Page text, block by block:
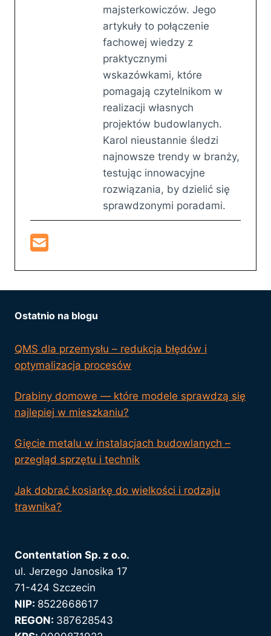
majsterkowiczów. Jego
artykuły to połączenie
fachowej wiedzy z
praktycznymi
wskazówkami, które
pomagają czytelnikom w
realizacji własnych
projektów budowlanych.
Karol nieustannie śledzi
najnowsze trendy w branży,
testując innowacyjne
rozwiązania, by dzielić się
sprawdzonymi poradami.
Ostatnio na blogu
QMS dla przemysłu – redukcja błędów i
optymalizacja procesów
Drabiny domowe — które modele sprawdzą się
najlepiej w mieszkaniu?
Gięcie metalu w instalacjach budowlanych –
przegląd sprzętu i technik
Jak dobrać kosiarkę do wielkości i rodzaju
trawnika?
Contentation Sp. z o.o.
ul. Jerzego Janosika 17
71-424 Szczecin
NIP: 8522668617
REGON: 387628543